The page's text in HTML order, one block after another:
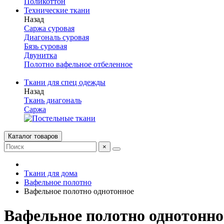
Технические ткани
Назад
Саржа суровая
Диагональ суровая
Бязь суровая
Двунитка
Полотно вафельное отбеленное
Ткани для спец одежды
Назад
Ткань диагональ
Саржа
Каталог товаров
×
Ткани для дома
Вафельное полотно
Вафельное полотно однотонное
Вафельное полотно